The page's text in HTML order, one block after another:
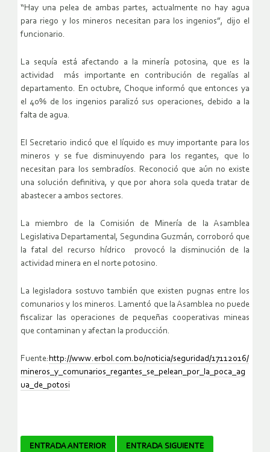
“Hay una pelea de ambas partes, actualmente no hay agua
para riego y los mineros necesitan para los ingenios”, dijo el
funcionario.
La sequía está afectando a la minería potosina, que es la
actividad más importante en contribución de regalías al
departamento. En octubre, Choque informó que entonces ya
el 40% de los ingenios paralizó sus operaciones, debido a la
falta de agua.
El Secretario indicó que el líquido es muy importante para los
mineros y se fue disminuyendo para los regantes, que lo
necesitan para los sembradíos. Reconoció que aún no existe
una solución definitiva, y que por ahora sola queda tratar de
abastecer a ambos sectores.
La miembro de la Comisión de Minería de la Asamblea
Legislativa Departamental, Segundina Guzmán, corroboró que
la fatal del recurso hídrico provocó la disminución de la
actividad minera en el norte potosino.
La legisladora sostuvo también que existen pugnas entre los
comunarios y los mineros. Lamentó que la Asamblea no puede
fiscalizar las operaciones de pequeñas cooperativas mineas
que contaminan y afectan la producción.
Fuente: http://www.erbol.com.bo/noticia/seguridad/17112016/
mineros_y_comunarios_regantes_se_pelean_por_la_poca_ag
ua_de_potosi
ENTRADA ANTERIOR ENTRADA SIGUIENTE